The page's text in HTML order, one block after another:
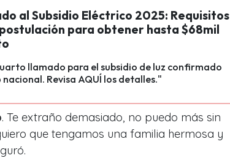
al Subsidio Eléctrico 2025: Requisitos
para obtener hasta $68mil
llamado para el subsidio de luz confirmado
Revisa AQUÍ los detalles."
. Te extraño demasiado, no puedo más sin
que tengamos una familia hermosa y